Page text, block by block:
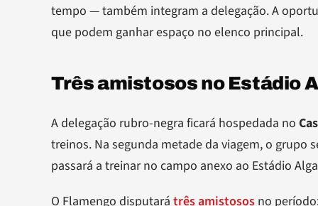
tempo — também integram a delegação. A
que podem ganhar espaço no elenco principal.
Três amistosos no Estádio
A delegação rubro-negra ficará hospedada no
treinos. Na segunda metade da viagem, o grupo
passará a treinar no campo anexo ao Estádio
O Flamengo disputará três amistosos no